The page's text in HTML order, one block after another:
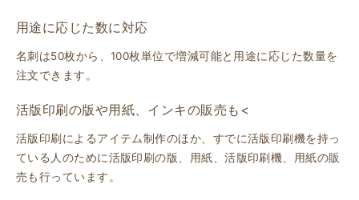
用途に応じた数に対応
名刺は50枚から、100枚単位で増減可能と用途に応じた数量を
注文できます。
活版印刷の版や用紙、インキの販売も<
活版印刷によるアイテム制作のほか、すでに活版印刷機を持っ
ている人のために活版印刷の版、用紙、活版印刷機、用紙の販
売も行っています。